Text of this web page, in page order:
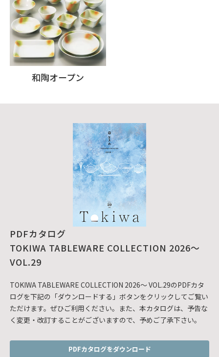
和陶オープン
PDFカタログ
TOKIWA TABLEWARE COLLECTION 2026～
VOL.29
TOKIWA TABLEWARE COLLECTION 2026～ VOL.29のPDFカタ
ログを下記の「ダウンロードする」ボタンをクリックしてご覧い
ただけます。ぜひご利用ください。また、本カタログは、予告な
く変更・改訂することがございますので、予めご了承下さい。
PDFカタログをダウンロード